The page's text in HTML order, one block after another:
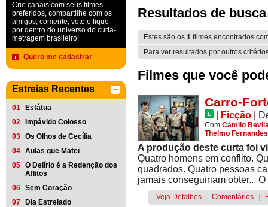
Crie canais com seus filmes
preferidos, compartilhe com os
amigos, comente, vote e fique
por dentro do universo do curta-
metragem brasileiro!
Quero me cadastrar
Estreias Recentes
01
Estátua
02
Impávido Colosso
03 Os Olhos de Cecília
04 Aulas que Matei
05 O Delírio é a Redenção dos
Aflitos
06 Sem Coração
07
Dia Estrelado
Resultados de busca
Estes são os 1 filmes encontrados
Para ver resultados por outros
Filmes que você
Carro-
Ficção
Com Camilo
Thelmo Fernandes
A produção deste curta foi
Quatro homens em conflito.
quadrados. Quatro pessoas
jamais conseguiriam obter... O
Veja Detalhes Comentários